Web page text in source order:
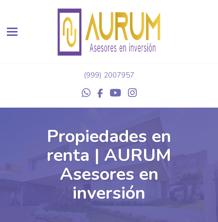
Toggle navigation
(999) 2007957
Propiedades en
renta | AURUM
Asesores en
inversión